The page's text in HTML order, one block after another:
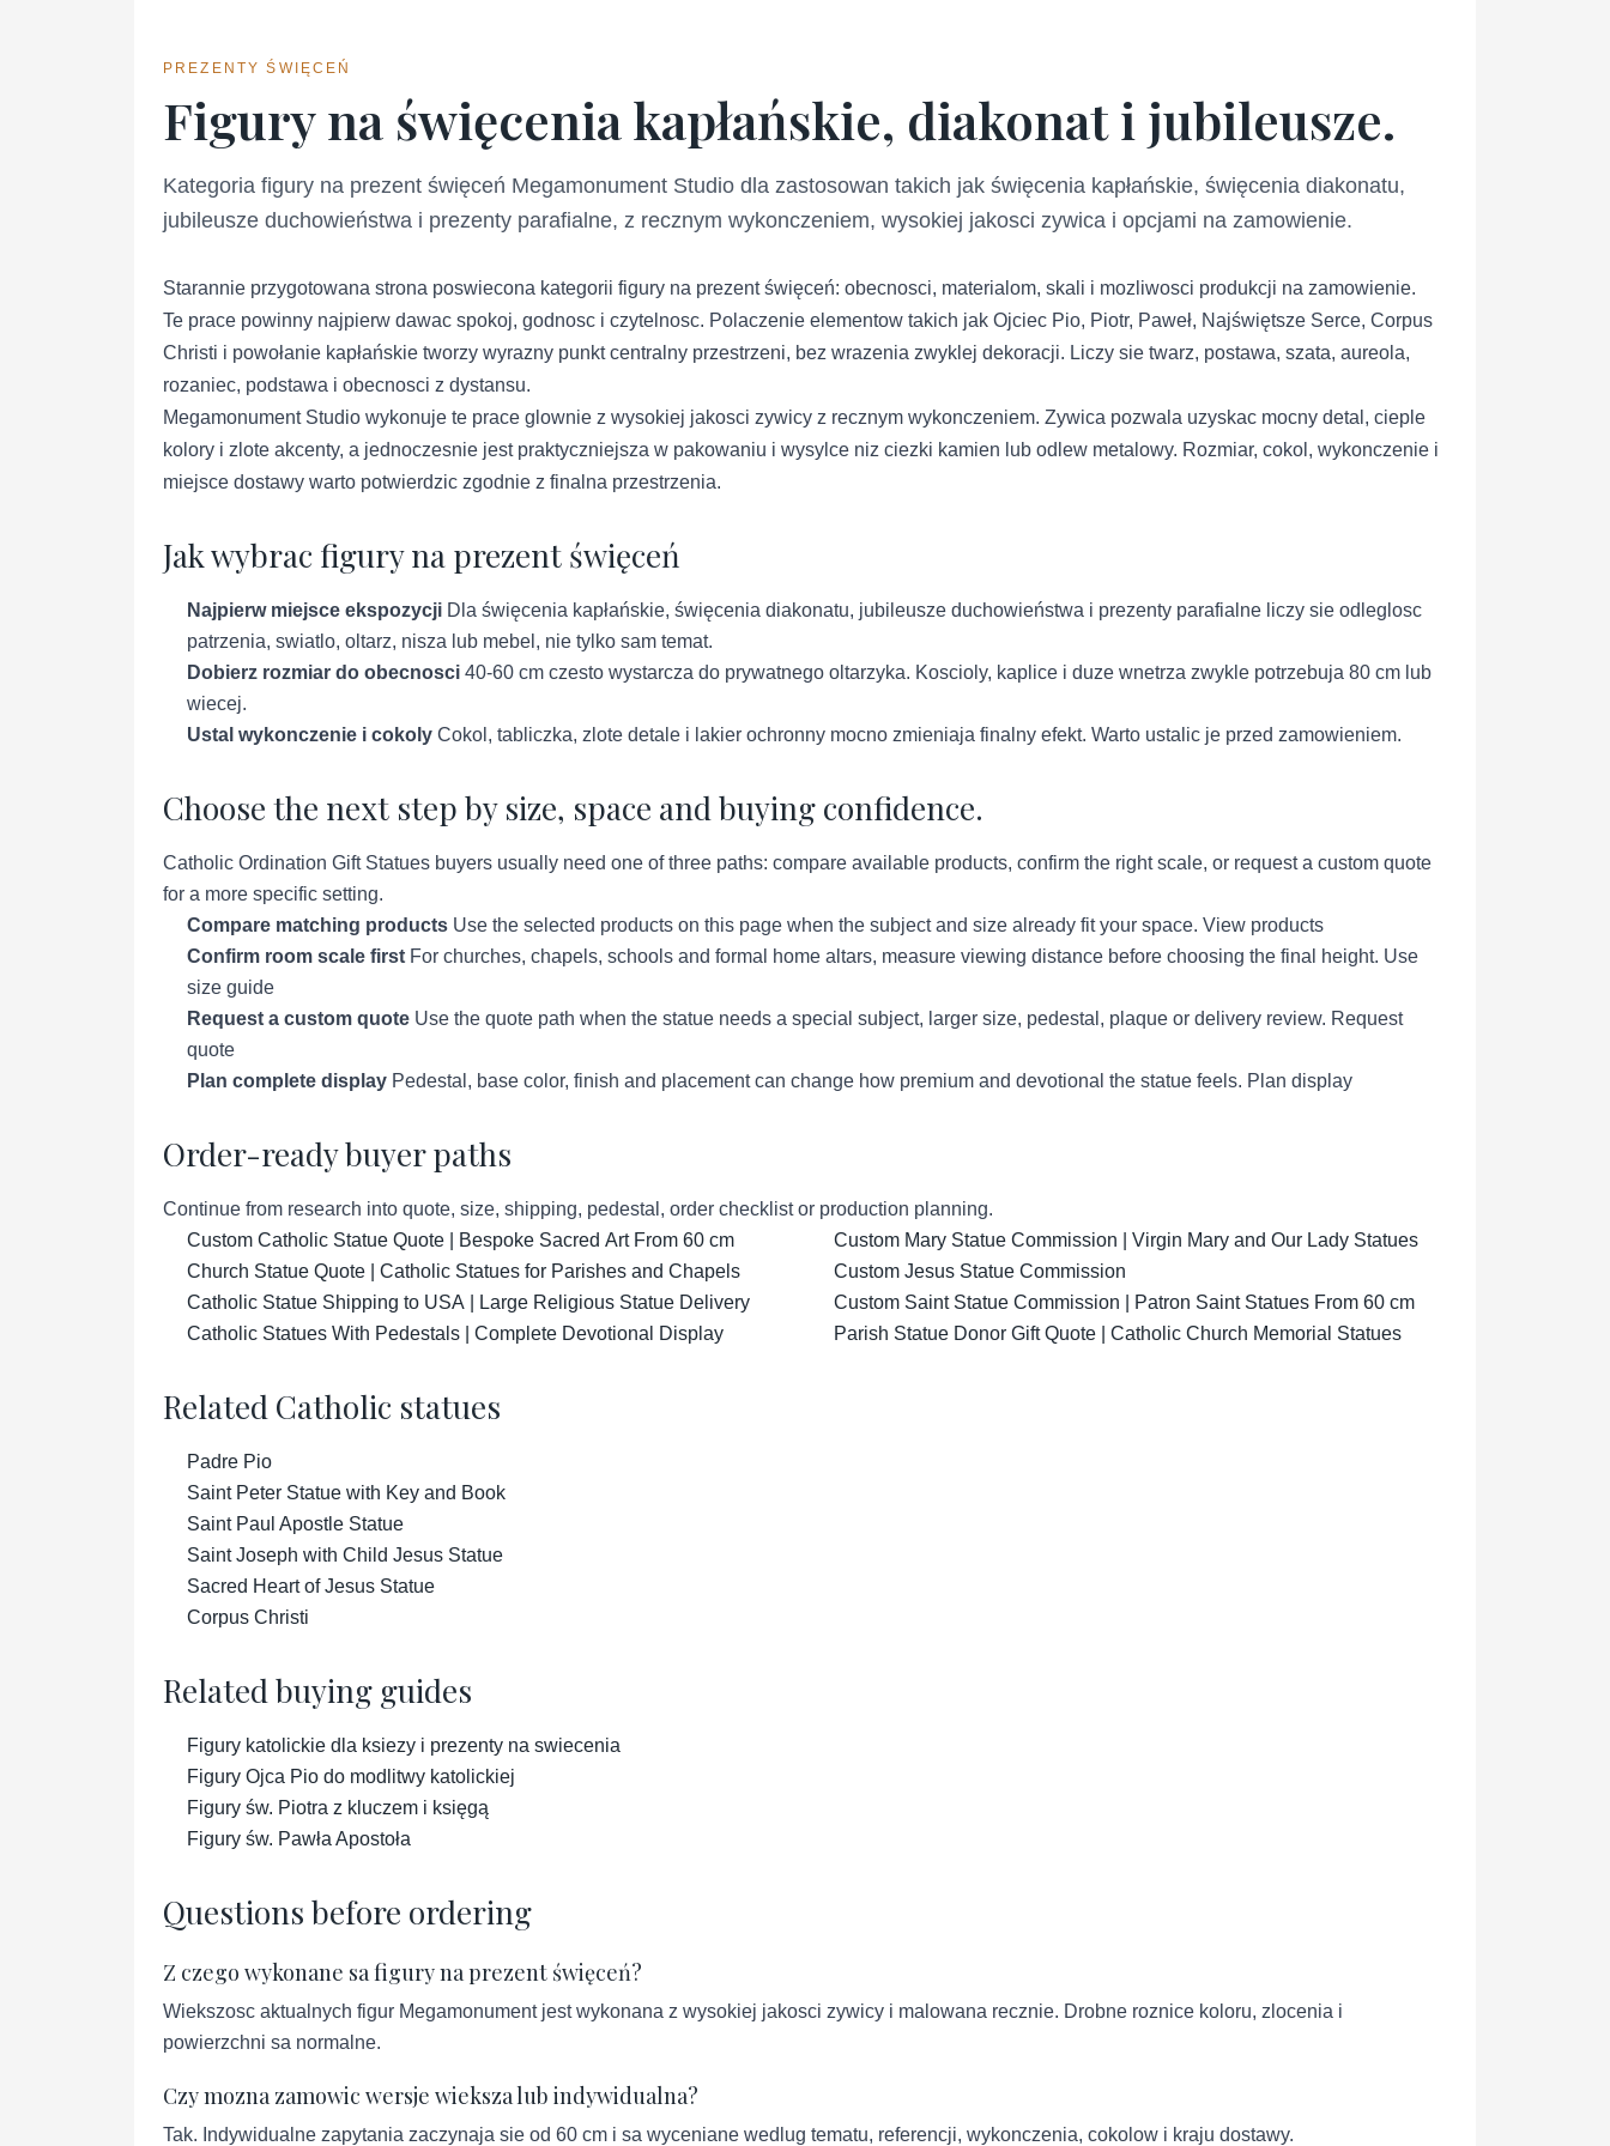
PREZENTY ŚWIĘCEŃ
Figury na święcenia kapłańskie, diakonat i jubileusze.
Kategoria figury na prezent święceń Megamonument Studio dla zastosowan takich jak święcenia kapłańskie, święcenia diakonatu,
jubileusze duchowieństwa i prezenty parafialne, z recznym wykonczeniem, wysokiej jakosci zywica i opcjami na zamowienie.
Starannie przygotowana strona poswiecona kategorii figury na prezent święceń: obecnosci, materialom, skali i mozliwosci produkcji na zamowienie.
Te prace powinny najpierw dawac spokoj, godnosc i czytelnosc. Polaczenie elementow takich jak Ojciec Pio, Piotr, Paweł, Najświętsze Serce, Corpus
Christi i powołanie kapłańskie tworzy wyrazny punkt centralny przestrzeni, bez wrazenia zwyklej dekoracji. Liczy sie twarz, postawa, szata, aureola,
rozaniec, podstawa i obecnosci z dystansu.
Megamonument Studio wykonuje te prace glownie z wysokiej jakosci zywicy z recznym wykonczeniem. Zywica pozwala uzyskac mocny detal, cieple
kolory i zlote akcenty, a jednoczesnie jest praktyczniejsza w pakowaniu i wysylce niz ciezki kamien lub odlew metalowy. Rozmiar, cokol, wykonczenie i
miejsce dostawy warto potwierdzic zgodnie z finalna przestrzenia.
Jak wybrac figury na prezent święceń
Najpierw miejsce ekspozycji Dla święcenia kapłańskie, święcenia diakonatu, jubileusze duchowieństwa i prezenty parafialne liczy sie odleglosc
patrzenia, swiatlo, oltarz, nisza lub mebel, nie tylko sam temat.
Dobierz rozmiar do obecnosci 40-60 cm czesto wystarcza do prywatnego oltarzyka. Koscioly, kaplice i duze wnetrza zwykle potrzebuja 80 cm lub
wiecej.
Ustal wykonczenie i cokoly Cokol, tabliczka, zlote detale i lakier ochronny mocno zmieniaja finalny efekt. Warto ustalic je przed zamowieniem.
Choose the next step by size, space and buying confidence.
Catholic Ordination Gift Statues buyers usually need one of three paths: compare available products, confirm the right scale, or request a custom quote
for a more specific setting.
Compare matching products Use the selected products on this page when the subject and size already fit your space. View products
Confirm room scale first For churches, chapels, schools and formal home altars, measure viewing distance before choosing the final height. Use
size guide
Request a custom quote Use the quote path when the statue needs a special subject, larger size, pedestal, plaque or delivery review. Request
quote
Plan complete display Pedestal, base color, finish and placement can change how premium and devotional the statue feels. Plan display
Order-ready buyer paths
Continue from research into quote, size, shipping, pedestal, order checklist or production planning.
Custom Catholic Statue Quote | Bespoke Sacred Art From 60 cm
Church Statue Quote | Catholic Statues for Parishes and Chapels
Catholic Statue Shipping to USA | Large Religious Statue Delivery
Catholic Statues With Pedestals | Complete Devotional Display
Custom Mary Statue Commission | Virgin Mary and Our Lady Statues
Custom Jesus Statue Commission
Custom Saint Statue Commission | Patron Saint Statues From 60 cm
Parish Statue Donor Gift Quote | Catholic Church Memorial Statues
Related Catholic statues
Padre Pio
Saint Peter Statue with Key and Book
Saint Paul Apostle Statue
Saint Joseph with Child Jesus Statue
Sacred Heart of Jesus Statue
Corpus Christi
Related buying guides
Figury katolickie dla ksiezy i prezenty na swiecenia
Figury Ojca Pio do modlitwy katolickiej
Figury św. Piotra z kluczem i księgą
Figury św. Pawła Apostoła
Questions before ordering
Z czego wykonane sa figury na prezent święceń?
Wiekszosc aktualnych figur Megamonument jest wykonana z wysokiej jakosci zywicy i malowana recznie. Drobne roznice koloru, zlocenia i
powierzchni sa normalne.
Czy mozna zamowic wersje wieksza lub indywidualna?
Tak. Indywidualne zapytania zaczynaja sie od 60 cm i sa wyceniane wedlug tematu, referencji, wykonczenia, cokolow i kraju dostawy.